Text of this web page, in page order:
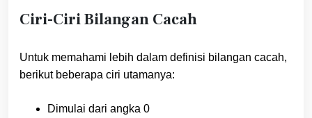
Ciri-Ciri Bilangan Cacah
Untuk memahami lebih dalam definisi bilangan cacah,
berikut beberapa ciri utamanya:
Dimulai dari angka 0